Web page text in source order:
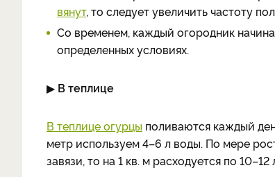
вянут, то следует увеличить частоту
Со временем, каждый огородник
определенных условиях.
▶ В теплице
В теплице огурцы поливаются каждый
метр используем 4–6 л воды. По мере
завязи, то на 1 кв. м расходуется по 10–12